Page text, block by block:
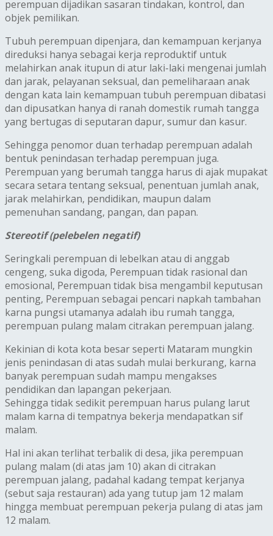
perempuan dijadikan sasaran tindakan, kontrol, dan
objek pemilikan.
Tubuh perempuan dipenjara, dan kemampuan kerjanya
direduksi hanya sebagai kerja reproduktif untuk
melahirkan anak itupun di atur laki-laki mengenai jumlah
dan jarak, pelayanan seksual, dan pemeliharaan anak
dengan kata lain kemampuan tubuh perempuan dibatasi
dan dipusatkan hanya di ranah domestik rumah tangga
yang bertugas di seputaran dapur, sumur dan kasur.
Sehingga penomor duan terhadap perempuan adalah
bentuk penindasan terhadap perempuan juga.
Perempuan yang berumah tangga harus di ajak mupakat
secara setara tentang seksual, penentuan jumlah anak,
jarak melahirkan, pendidikan, maupun dalam
pemenuhan sandang, pangan, dan papan.
Stereotif (pelebelen negatif)
Seringkali perempuan di lebelkan atau di anggab
cengeng, suka digoda, Perempuan tidak rasional dan
emosional, Perempuan tidak bisa mengambil keputusan
penting, Perempuan sebagai pencari napkah tambahan
karna pungsi utamanya adalah ibu rumah tangga,
perempuan pulang malam citrakan perempuan jalang.
Kekinian di kota kota besar seperti Mataram mungkin
jenis penindasan di atas sudah mulai berkurang, karna
banyak perempuan sudah mampu mengakses
pendidikan dan lapangan pekerjaan.
Sehingga tidak sedikit perempuan harus pulang larut
malam karna di tempatnya bekerja mendapatkan sif
malam.
Hal ini akan terlihat terbalik di desa, jika perempuan
pulang malam (di atas jam 10) akan di citrakan
perempuan jalang, padahal kadang tempat kerjanya
(sebut saja restauran) ada yang tutup jam 12 malam
hingga membuat perempuan pekerja pulang di atas jam
12 malam.